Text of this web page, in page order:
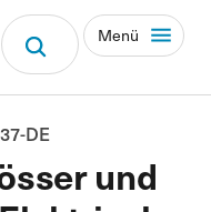
Menü
und
DE